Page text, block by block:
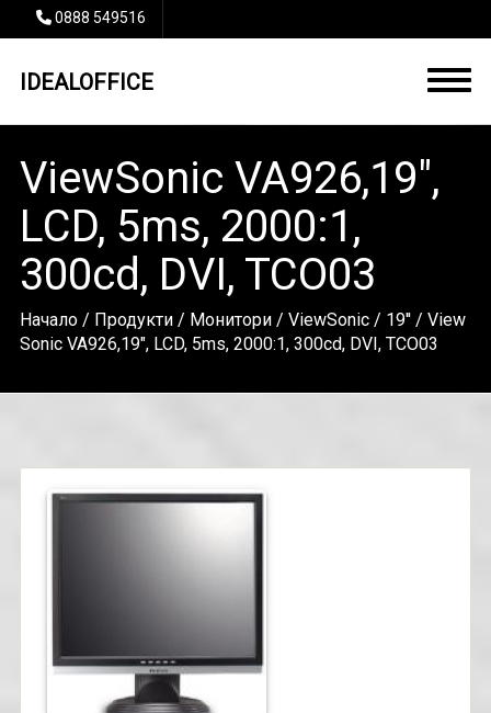
0888 549516
IDEALOFFICE
ViewSonic VA926,19",
LCD, 5ms, 2000:1,
300cd, DVI, TCO03
Начало/ Продукти/ Монитори/ ViewSonic/ 19''/ View
Sonic VA926,19", LCD, 5ms, 2000:1, 300cd, DVI, TCO03